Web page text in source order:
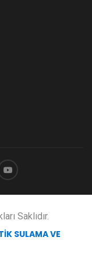
Saklıdır.
SULAMA VE